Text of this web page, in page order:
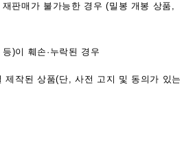
판매가 불가능한 경우 (밀봉 개봉 상품,
)이 훼손·누락된 경우
제작된 상품(단, 사전 고지 및 동의가 있는